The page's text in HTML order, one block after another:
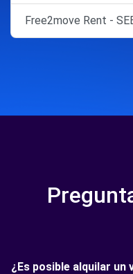
Free2move Rent -
¿Es posible alquilar un